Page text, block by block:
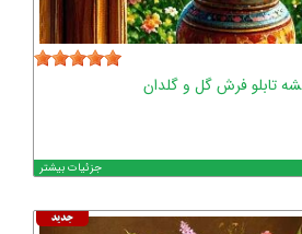
تابلو فرش گل و گلدان
جزئیات بیشتر